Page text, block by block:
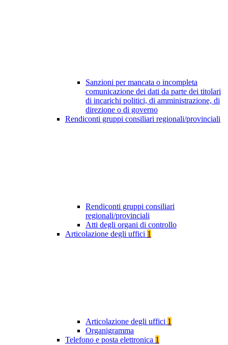
Sanzioni per mancata o incompleta
comunicazione dei dati da parte dei titolari
di incarichi politici, di amministrazione, di
direzione o di governo
Rendiconti gruppi consiliari regionali/provinciali
Rendiconti gruppi consiliari
regionali/provinciali
Atti degli organi di controllo
Articolazione degli uffici 1
Articolazione degli uffici 1
Organigramma
Telefono e posta elettronica 1